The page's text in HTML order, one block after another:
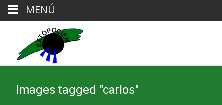
Images tagged "carlos"
MENÚ